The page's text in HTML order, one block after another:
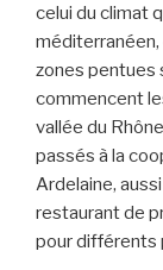
celui du climat
méditerranéen,
zones pentues
commencent
vallée du
passés à la
Ardelaine,
restaurant de
pour différents